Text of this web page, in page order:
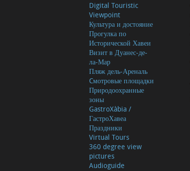
Digital Touristic
Viewpoint
Культура и достояние
Прогулка по
Исторической Хавеи
Визит в Дуанес-де-
ла-Мар
Пляж дель-Ареналь
Cмотровые площадки
Природоохранные
зоны
GastroXàbia /
ГастроХавеа
Праздники
Virtual Tours
360 degree view
pictures
Audioguide